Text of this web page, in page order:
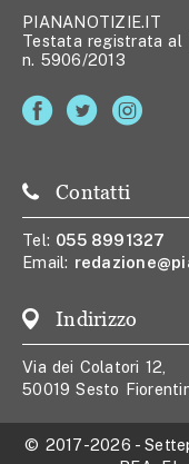
PIANANOTIZIE.IT
Testata registrata al
n. 5906/2013
Contatti
Tel: 055 8991327
Email:
Indirizzo
Via dei Colatori 12,
50019 Sesto
© 2017-2026 -